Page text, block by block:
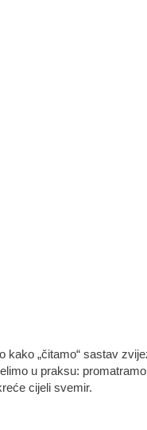
„čitamo“ sastav
u praksu:
cijeli svemir.